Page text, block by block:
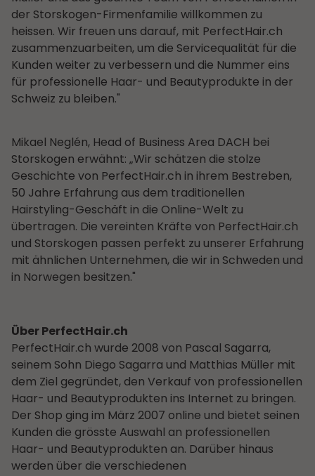
der Storskogen-Firmenfamilie willkommen zu
heissen. Wir freuen uns darauf, mit PerfectHair.ch
zusammenzuarbeiten, um die Servicequalität für die
Kunden weiter zu verbessern und die Nummer eins
für professionelle Haar- und Beautyprodukte in der
Schweiz zu bleiben."
Mikael Neglén, Head of Business Area DACH bei
Storskogen erwähnt: „Wir schätzen die stolze
Geschichte von PerfectHair.ch in ihrem Bestreben,
50 Jahre Erfahrung aus dem traditionellen
Hairstyling-Geschäft in die Online-Welt zu
übertragen. Die vereinten Kräfte von PerfectHair.ch
und Storskogen passen perfekt zu unserer Erfahrung
mit ähnlichen Unternehmen, die wir in Schweden und
in Norwegen besitzen."
Über PerfectHair.ch
PerfectHair.ch wurde 2008 von Pascal Sagarra,
seinem Sohn Diego Sagarra und Matthias Müller mit
dem Ziel gegründet, den Verkauf von professionellen
Haar- und Beautyprodukten ins Internet zu bringen.
Der Shop ging im März 2007 online und bietet seinen
Kunden die grösste Auswahl an professionellen
Haar- und Beautyprodukten an. Darüber hinaus
werden über die verschiedenen